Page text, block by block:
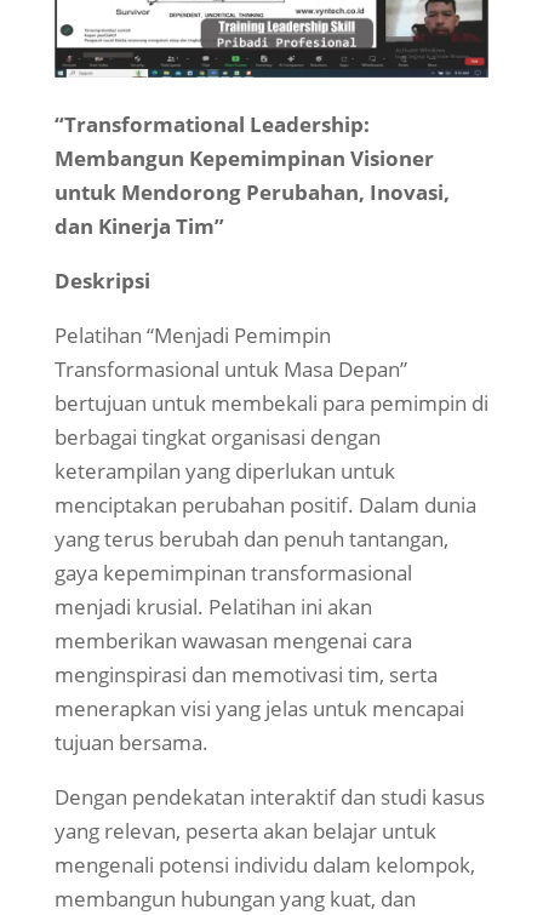
“Transformational Leadership:
Membangun Kepemimpinan Visioner
untuk Mendorong Perubahan, Inovasi,
dan Kinerja Tim”
Deskripsi
Pelatihan “Menjadi Pemimpin
Transformasional untuk Masa Depan”
bertujuan untuk membekali para pemimpin di
berbagai tingkat organisasi dengan
keterampilan yang diperlukan untuk
menciptakan perubahan positif. Dalam dunia
yang terus berubah dan penuh tantangan,
gaya kepemimpinan transformasional
menjadi krusial. Pelatihan ini akan
memberikan wawasan mengenai cara
menginspirasi dan memotivasi tim, serta
menerapkan visi yang jelas untuk mencapai
tujuan bersama.
Dengan pendekatan interaktif dan studi kasus
yang relevan, peserta akan belajar untuk
mengenali potensi individu dalam kelompok,
membangun hubungan yang kuat, dan